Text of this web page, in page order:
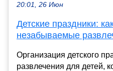
20:01, 26 Июн
Детские праздники:
незабываемые
Организация детского
развлечения для детей,